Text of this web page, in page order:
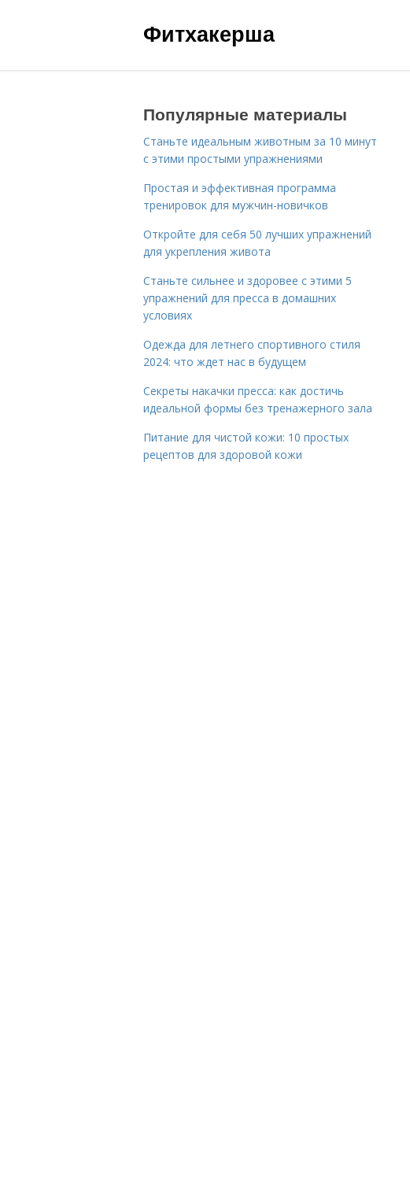
Фитхакерша
Популярные материалы
Станьте идеальным животным за 10 минут
с этими простыми упражнениями
Простая и эффективная программа
тренировок для мужчин-новичков
Откройте для себя 50 лучших упражнений
для укрепления живота
Станьте сильнее и здоровее с этими 5
упражнений для пресса в домашних
условиях
Одежда для летнего спортивного стиля
2024: что ждет нас в будущем
Секреты накачки пресса: как достичь
идеальной формы без тренажерного зала
Питание для чистой кожи: 10 простых
рецептов для здоровой кожи